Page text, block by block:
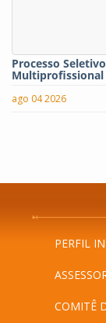
Processo
Multiprofissional
ago 04 2026
PERFIL
COMITÊ